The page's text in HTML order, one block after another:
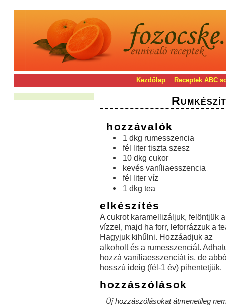
Kezdőlap Receptek ABC
hozzávalók
1 dkg rumesszencia
fél liter tiszta szesz
10 dkg cukor
kevés vaníliaesszencia
fél liter víz
1 dkg tea
elkészítés
A cukrot karamellizáljuk, felöntjük a
vízzel, majd ha forr, leforrázzuk a
Hagyjuk kihűlni. Hozzáadjuk az
alkoholt és a rumesszenciát.
hozzá vaníliaesszenciát is, de
hosszú ideig (fél-1 év) pihentetjük.
hozzászólások
Új hozzászólásokat átmenetileg